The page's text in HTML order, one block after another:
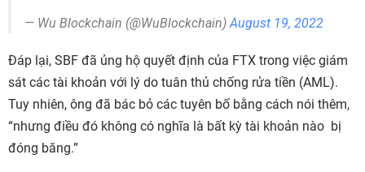
— Wu Blockchain (@WuBlockchain)August 19, 2022
Đáp lại, SBF đã ủng hộ quyết định của FTX trong việc giám
sát các tài khoản với lý do tuân thủ chống rửa tiền (AML).
Tuy nhiên, ông đã bác bỏ các tuyên bố bằng cách nói thêm,
“nhưng điều đó không có nghĩa là bất kỳ tài khoản nào bị
đóng băng.”